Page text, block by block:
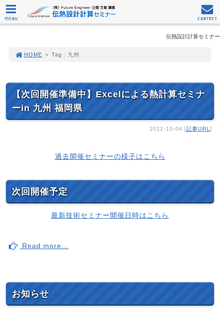
伝熱設計計算セミナー
HOME > Tag : 九州
【次回開催準備中】Excelによる熱計算セミナ
ーin 九州 福岡県
2012-10-04 [記事URL ]
過去開催セミナーの様子はこちら
次回開催予定
最新技術セミナー開催日時はこちら
Read more…
お知らせ
MENU CONTACT